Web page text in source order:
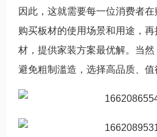
因此，这就需要每一位消费者
购买板材的使用场景和用途，
材，提供家装方案最优解。当然
避免粗制滥造，选择高品质、值